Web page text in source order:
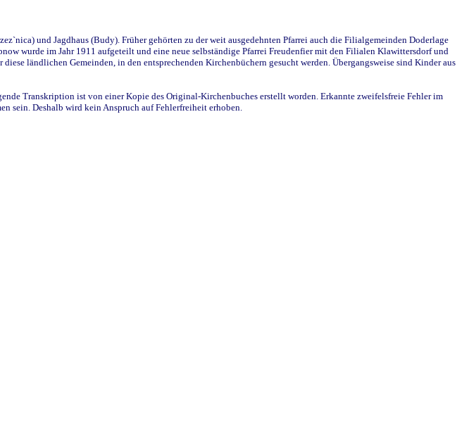
und Jagdhaus (Budy). Früher gehörten zu der weit ausgedehnten Pfarrei auch die Filialgemeinden Doderlage
wurde im Jahr 1911 aufgeteilt und eine neue selbständige Pfarrei Freudenfier mit den Filialen Klawittersdorf und
ländlichen Gemeinden, in den entsprechenden Kirchenbüchern gesucht werden. Übergangsweise sind Kinder aus
Transkription ist von einer Kopie des Original-Kirchenbuches erstellt worden. Erkannte zweifelsfreie Fehler im
sein. Deshalb wird kein Anspruch auf Fehlerfreiheit erhoben.